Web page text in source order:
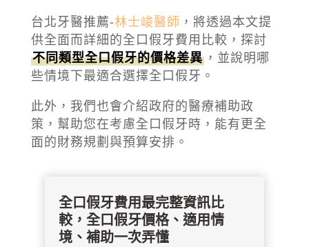
台北牙醫推薦-林士峻醫師 ，將透過本文提
供全面而詳細的全口假牙費用比較，探討
不同類型全口假牙的價格差異，並說明哪
些情境下最適合選擇全口假牙。
此外，我們也會介紹政府的醫療補助政
策，幫助您在考慮全口假牙時，能有更全
面的財務規劃與預算安排。
全口假牙費用最完整資訊比
較，全口假牙價格、適用情
境、補助一次弄懂